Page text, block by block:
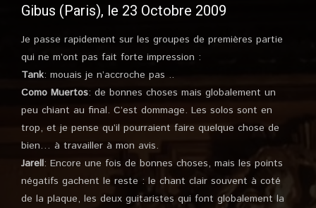
Gibus (Paris), le 23 Octobre 2009
Je passe rapidement sur les groupes de premières partie
qui ne m’ont pas fait forte impression :
Tank: mouais je n’accroche pas ..
Como Muertos: de bonnes choses mais globalement un
peu chiant au final. C’est dommage. Les solos sont en
trop, et je pense qu’il pourraient faire quelque chose de
bien… à travailler à mon avis.
Jarell: Encore une fois de bonnes choses, mais les points
négatifs gachent le reste : le chant clair souvent à coté
de la plaque, les deux guitaristes qui font globalement la